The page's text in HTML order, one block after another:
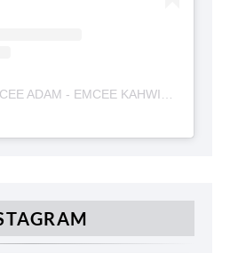
A post shared by EMCEE ADAM - EMCEE KAHWIN (@emceekahwinmalaysia)